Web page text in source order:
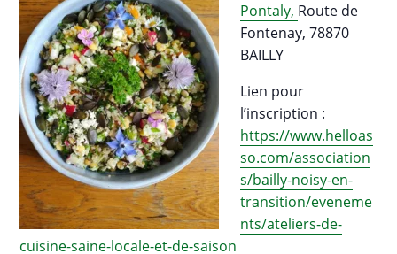
Pontaly, Route de
Fontenay, 78870
BAILLY
Lien pour
l’inscription :
https://www.helloas
so.com/association
s/bailly-noisy-en-
transition/eveneme
nts/ateliers-de-
cuisine-saine-locale-et-de-saison